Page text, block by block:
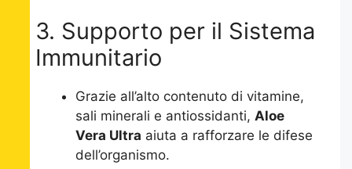
3. Supporto per il Sistema
Immunitario
Grazie all’alto contenuto di vitamine,
sali minerali e antiossidanti, Aloe
Vera Ultra aiuta a rafforzare le difese
dell’organismo.